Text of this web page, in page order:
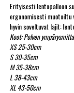
Erityisesti lentopalloon
ergonomisesti muotoiltu
hyvin soveltuvat lajit:
Koot: Polven ympärysmitta
XS 25-30cm
S 30-35cm
M 35-38cm
L 38-43cm
XL 43-50cm